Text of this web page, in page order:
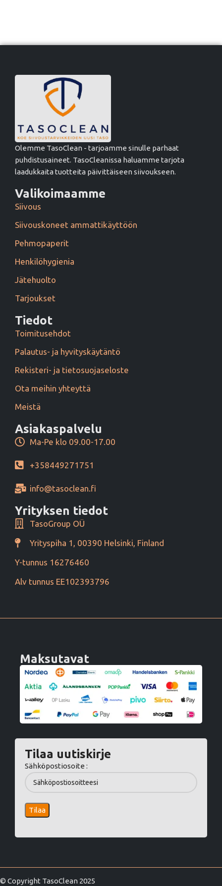
Olemme TasoClean - tarjoamme sinulle parhaat
puhdistusaineet. TasoCleanissa haluamme tarjota
laadukkaita tuotteita päivittäiseen siivoukseen.
Valikoimaamme
Siivous
Siivouskoneet ammattikäyttöön
Pehmopaperit
Henkilöhygienia
Jätehuolto
Tarjoukset
Tiedot
Toimitusehdot
Palautus- ja hyvityskäytäntö
Rekisteri- ja tietosuojaseloste
Ota meihin yhteyttä
Meistä
Asiakaspalvelu
Ma-Pe klo 09.00-17.00
+358449271751
info@tasoclean.fi
Yrityksen tiedot
TasoGroup OÜ
Yrityspiha 1, 00390 Helsinki, Finland
Y-tunnus 16276460
Alv tunnus EE102393796
Maksutavat
Tilaa uutiskirje
Sähköpostiosoite :
© Copyright TasoClean 2025